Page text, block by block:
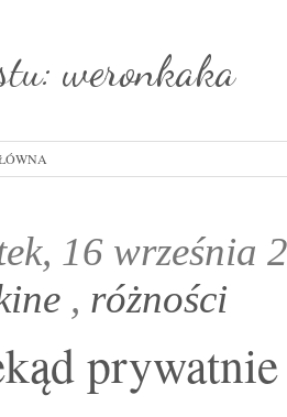
weronkaka
16 września
, różności
prywatnie